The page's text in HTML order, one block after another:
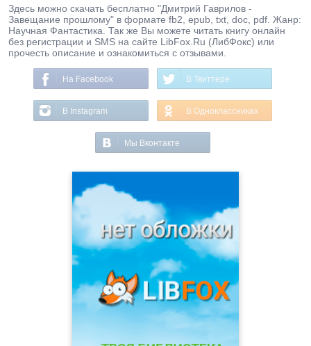
Здесь можно скачать бесплатно "Дмитрий Гаврилов -
Завещание прошлому" в формате fb2, epub, txt, doc, pdf. Жанр:
Научная Фантастика. Так же Вы можете читать книгу онлайн
без регистрации и SMS на сайте LibFox.Ru (ЛибФокс) или
прочесть описание и ознакомиться с отзывами.
На Facebook В Твиттере
В Instagram В Одноклассниках
Мы Вконтакте